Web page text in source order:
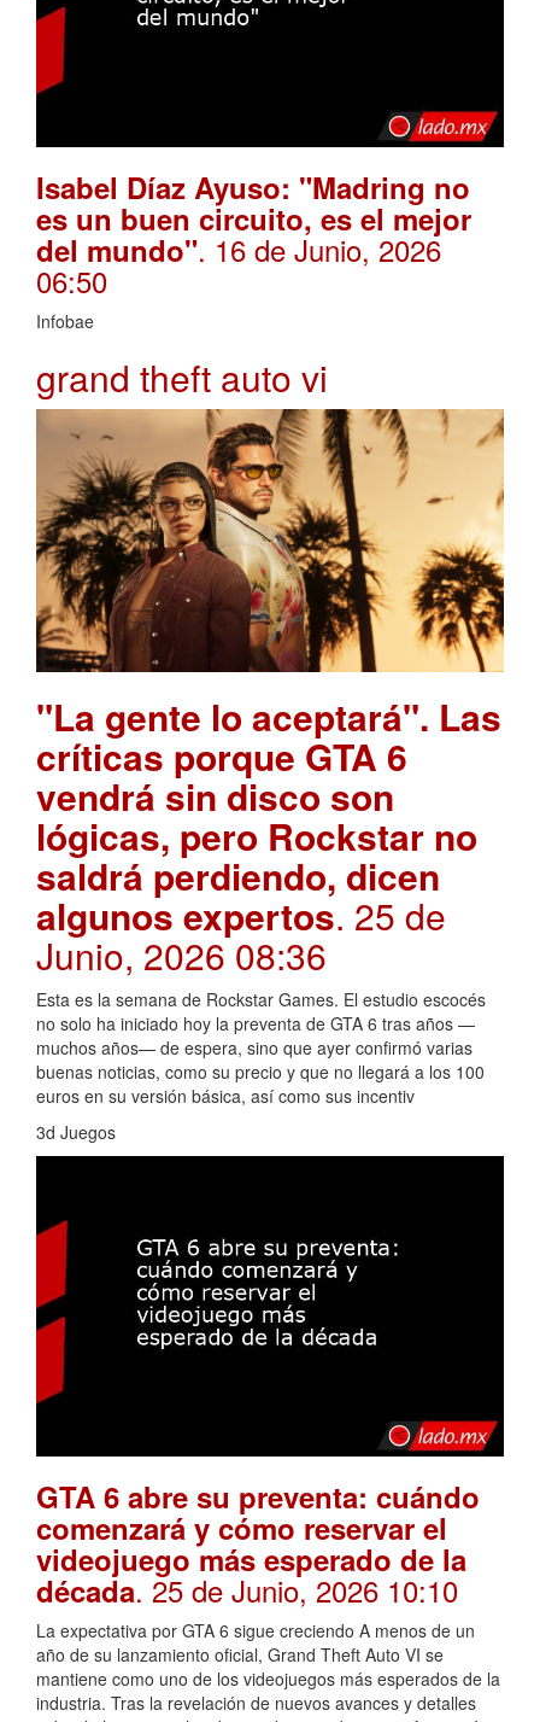
Isabel Díaz Ayuso: "Madring no
es un buen circuito, es el mejor
del mundo". 16 de Junio, 2026
06:50
Infobae
grand theft auto vi
"La gente lo aceptará". Las
críticas porque GTA 6
vendrá sin disco son
lógicas, pero Rockstar no
saldrá perdiendo, dicen
algunos expertos. 25 de
Junio, 2026 08:36
Esta es la semana de Rockstar Games. El estudio escocés
no solo ha iniciado hoy la preventa de GTA 6 tras años —
muchos años— de espera, sino que ayer confirmó varias
buenas noticias, como su precio y que no llegará a los 100
euros en su versión básica, así como sus incentiv
3d Juegos
GTA 6 abre su preventa: cuándo
comenzará y cómo reservar el
videojuego más esperado de la
década. 25 de Junio, 2026 10:10
La expectativa por GTA 6 sigue creciendo A menos de un
año de su lanzamiento oficial, Grand Theft Auto VI se
mantiene como uno de los videojuegos más esperados de la
industria. Tras la revelación de nuevos avances y detalles